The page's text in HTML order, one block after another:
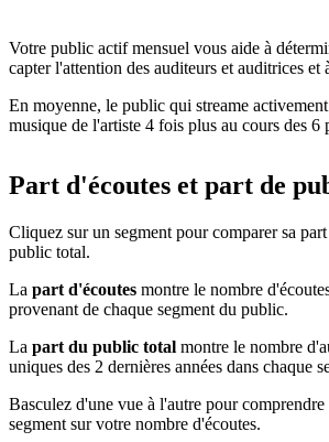
Votre public actif mensuel vous aide à
capter l'attention des auditeurs et auditrices et
En moyenne, le public qui streame
musique de l'artiste 4 fois plus au cours des 6
Part d'écoutes et part de
Cliquez sur un segment pour comparer sa
public total.
La part d'écoutes montre le nombre
provenant de chaque segment du public.
La part du public total montre le nombre
uniques des 2 dernières années dans chaque
Basculez d'une vue à l'autre pour
segment sur votre nombre d'écoutes.